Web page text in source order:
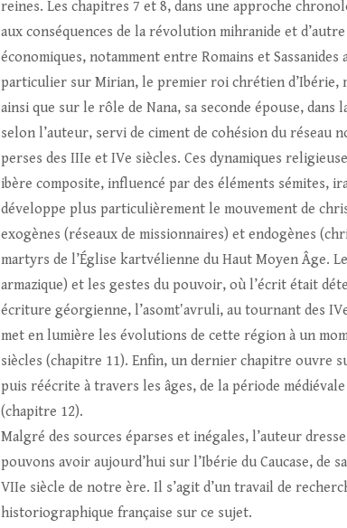
reines. Les chapitres 7 et 8, dans une approche
aux conséquences de la révolution mihranide et
économiques, notamment entre Romains et
particulier sur Mirian, le premier roi chrétien d’Ibérie,
ainsi que sur le rôle de Nana, sa seconde épouse,
selon l’auteur, servi de ciment de cohésion du réseau
perses des IIIe et IVe siècles. Ces dynamiques
ibère composite, influencé par des éléments sémites,
développe plus particulièrement le mouvement de
exogènes (réseaux de missionnaires) et endogènes
martyrs de l’Église kartvélienne du Haut Moyen Âge.
armazique) et les gestes du pouvoir, où l’écrit était
écriture géorgienne, l’asomtʽavruli, au tournant des
met en lumière les évolutions de cette région à un
siècles (chapitre 11). Enfin, un dernier chapitre ouvre
puis réécrite à travers les âges, de la période
(chapitre 12).
Malgré des sources éparses et inégales, l’auteur
pouvons avoir aujourd’hui sur l’Ibérie du Caucase, de
VIIe siècle de notre ère. Il s’agit d’un travail de
historiographique française sur ce sujet.